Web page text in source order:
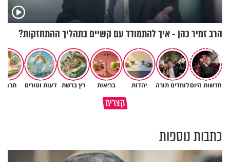
הרב זמיר כהן - איך להתמודד עם קשיים בתהליך ההתחזקות?
חדשות היוםלומדים תורה יהדות בריאות רץ ברשת דעות וטורים
קצריםמדוע האמונה נמשלה למלח?
גם ׳הרע׳ זה הרחמים של בורא
כתבות נוספות